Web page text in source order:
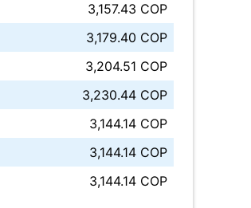
3,157.43 COP
3,179.40 COP
3,204.51 COP
3,230.44 COP
3,144.14 COP
3,144.14 COP
3,144.14 COP